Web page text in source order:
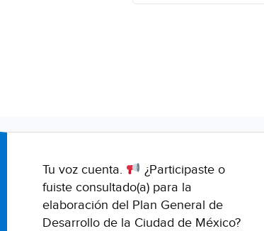
Tu voz cuenta.
¿Participaste o
fuiste consultado(a) para la
elaboración del Plan General de
Desarrollo de la Ciudad de México?